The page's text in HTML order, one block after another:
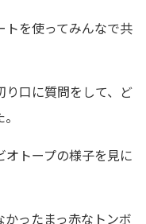
を使ってみんなで共
口に質問をして、ど
トープの様子を見に
ったまっ赤なトンボ